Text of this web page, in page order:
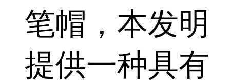
笔帽，本发明
提供一种具有